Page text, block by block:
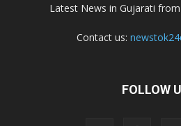
Latest News in Gujarati
Contact us:
FOLLOW